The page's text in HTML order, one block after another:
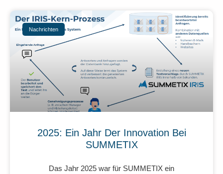
Nachrichten
2025: Ein Jahr Der Innovation Bei
SUMMETIX
Das Jahr 2025 war für SUMMETIX ein